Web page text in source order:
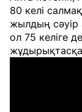
80 келі
жылдың сәуір
ол 75 келіге